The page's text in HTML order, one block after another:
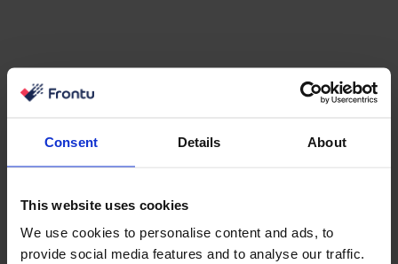
Consent Details About
This website uses cookies
We use cookies to personalise content and ads, to
provide social media features and to analyse our traffic.